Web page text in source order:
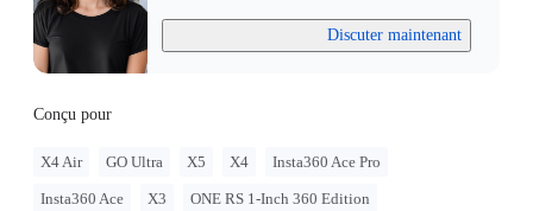
Discuter maintenant
Conçu pour
X4 Air GO Ultra X5 X4 Insta360 Ace Pro
Insta360 Ace X3 ONE RS 1-Inch 360 Edition